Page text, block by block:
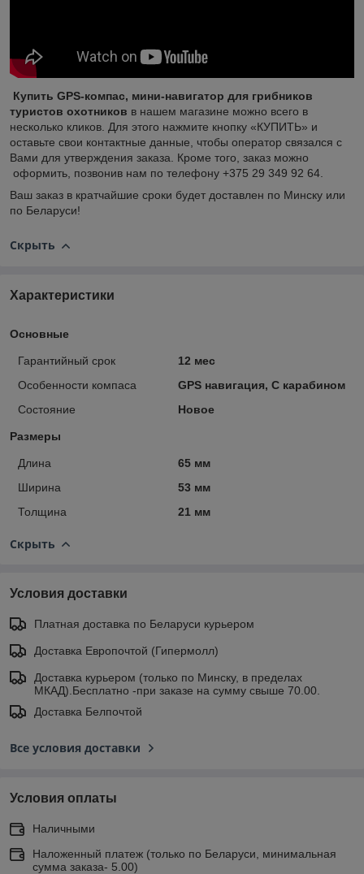
Купить GPS-компас, мини-навигатор для грибников
туристов охотников в нашем магазине можно всего в
несколько кликов. Для этого нажмите кнопку «КУПИТЬ» и
оставьте свои контактные данные, чтобы оператор связался с
Вами для утверждения заказа. Кроме того, заказ можно
оформить, позвонив нам по телефону +375 29 349 92 64.
Ваш заказ в кратчайшие сроки будет доставлен по Минску или
по Беларуси!
Скрыть
Характеристики
Основные
Гарантийный срок
12 мес
Особенности компаса
GPS навигация, С карабином
Состояние
Новое
Размеры
Длина
65 мм
Ширина
53 мм
Толщина
21 мм
Скрыть
Условия доставки
Платная доставка по Беларуси курьером
Доставка Европочтой (Гипермолл)
Доставка курьером (только по Минску, в пределах
МКАД).Бесплатно -при заказе на сумму свыше 70.00.
Доставка Белпочтой
Все условия доставки
Условия оплаты
Наличными
Наложенный платеж (только по Беларуси, минимальная
сумма заказа- 5.00)